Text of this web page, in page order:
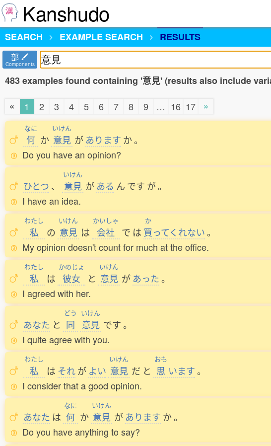
Kanshudo
SEARCH
EXAMPLE SEARCH RESULTS
部
Components
483 examples found containing '意見' (results also include
«
1 2 3 4 5 6 7 8 9 … 16 17 »
なに
何 か
いけん
意見 が あります か。
Do you have an opinion?
ひとつ 、
いけん
意見 が ある ん です が。
I have an idea.
わたし
私 の
いけん
意見 は
かいしゃ
会社 で は
か
買ってくれない。
My opinion doesn't count for much at the office.
わたし
私 は
かのじょ
彼女 と
いけん
意見 が あった。
I agreed with her.
あなた と
どう
同
いけん
意見 です。
I quite agree with you.
わたし
私 は それが よい
いけん
意見 だ と
おも
思 います。
I consider that a good opinion.
あなた は
なに
何 か
いけん
意見 が あります か。
Do you have anything to say?